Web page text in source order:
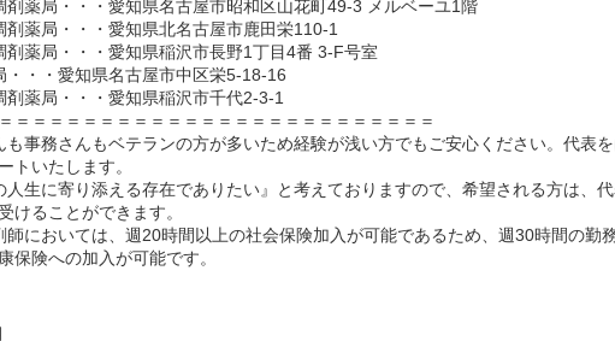
剤薬局・・・愛知県名古屋市昭和区山花町49-3 メルベーユ1階
剤薬局・・・愛知県北名古屋市鹿田栄110-1
剤薬局・・・愛知県稲沢市長野1丁目4番 3-F号室
・・・愛知県名古屋市中区栄5-18-16
剤薬局・・・愛知県稲沢市千代2-3-1
＝＝＝＝＝＝＝＝＝＝＝＝＝＝＝＝＝＝＝＝＝＝＝＝＝
も事務さんもベテランの方が多いため経験が浅い方でもご安心ください。代表
トいたします。
人生に寄り添える存在でありたい』と考えておりますので、希望される方は、
けることができます。
師においては、週20時間以上の社会保険加入が可能であるため、週30時間の勤
保険への加入が可能です。